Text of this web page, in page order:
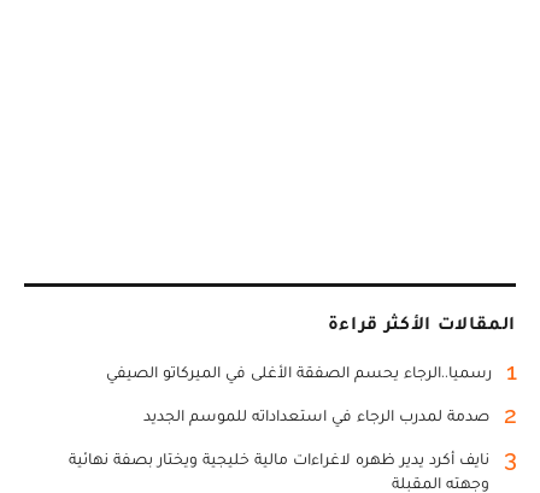
المقالات الأكثر قراءة
1 رسميا..الرجاء يحسم الصفقة الأغلى في الميركاتو الصيفي
2 صدمة لمدرب الرجاء في استعداداته للموسم الجديد
3
نايف أكرد يدير ظهره لاغراءات مالية خليجية ويختار بصفة نهائية
وجهته المقبلة